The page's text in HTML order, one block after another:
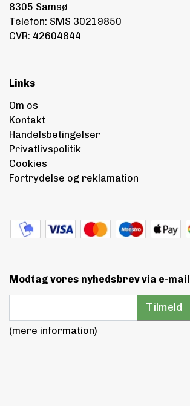
8305 Samsø
Telefon: SMS 30219850
CVR: 42604844
Links
Om os
Kontakt
Handelsbetingelser
Privatlivspolitik
Cookies
Fortrydelse og reklamation
Modtag vores nyhedsbrev via e-mail
Tilmeld
(mere information)